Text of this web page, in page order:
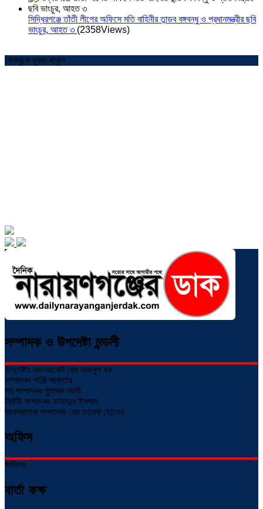
সিদ্ধিরগঞ্জে তাঁতী লীগের অফিসে মতি বাহিনীর তান্ডব বঙ্গবন্ধু ও প্রধানমন্ত্রীর ছবি
ভাংচুর, আহত ৩ (2358Views)
ফেসবুকে যুক্ত থাকুন
সম্পাদক ও উপদেষ্টা মন্ডলী
উপদেষ্টাঃ এডভোকেট মোঃ নাজমুল হক
সম্পাদকঃ পাপ্পি আক্তার
সহ সম্পাদকঃ মুহাম্মদ আলী
নির্বাহী সম্পাদকঃ ফাহাদুল ইসলাম
ব্যবস্থাপনা সম্পাদকঃ মোঃ তারেক হোসেন
অফিস
অফিসঃ
বার্তা কক্ষ